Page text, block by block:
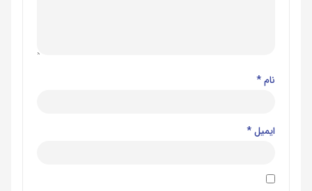
نام*
ایمیل*